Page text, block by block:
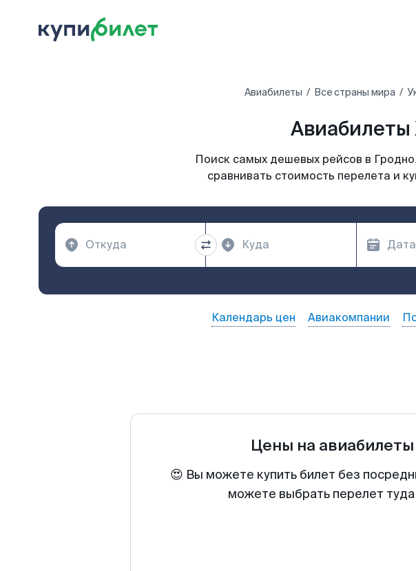
Авиабилеты Все страны мира
Авиабилеты
Поиск самых дешевых рейсов в
сравнивать стоимость перелета и
Календарь цен Авиакомпании
Цены на авиабилеты
😍 Вы можете купить билет без
можете выбрать перелет